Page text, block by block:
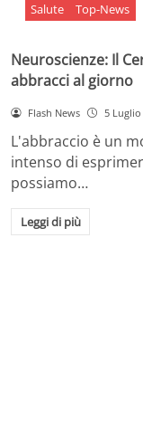
Salute Top-News
Neuroscienze: Il
abbracci al giorno
Flash News 5 Luglio
L'abbraccio è un
intenso di
possiamo…
Leggi di più